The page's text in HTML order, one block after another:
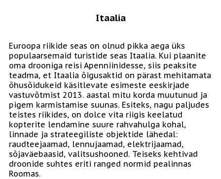
Itaalia
Euroopa riikide seas on olnud pikka aega üks
populaarsemaid turistide seas Itaalia. Kui plaanite
oma drooniga reisi Apenniinidesse, siis peaksite
teadma, et Itaalia õigusaktid on pärast mehitamata
õhusõidukeid käsitlevate esimeste eeskirjade
vastuvõtmist 2013. aastal mitu korda muutunud ja
pigem karmistamise suunas. Esiteks, nagu paljudes
teistes riikides, on dolce vita riigis keelatud
kopterite lendamine suure rahvahulga kohal,
linnade ja strateegiliste objektide lähedal:
raudteejaamad, lennujaamad, elektrijaamad,
sõjaväebaasid, valitsushooned. Teiseks kehtivad
droonide suhtes eriti ranged normid pealinnas
Roomas.